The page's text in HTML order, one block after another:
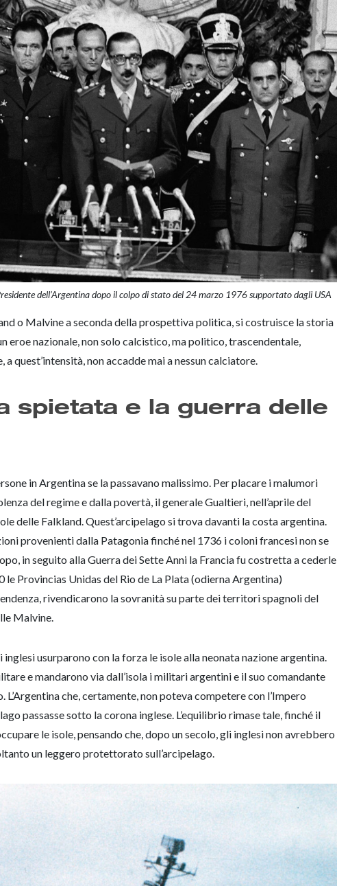
dell’Argentina dopo il colpo di stato del 24 marzo 1976 supportato dagli USA
o Malvine a seconda della prospettiva politica, si costruisce la storia
eroe nazionale, non solo calcistico, ma politico, trascendentale,
quest’intensità, non accadde mai a nessun calciatore.
spietata e la guerra delle
in Argentina se la passavano malissimo. Per placare i malumori
del regime e dalla povertà, il generale Gualtieri, nell’aprile del
delle Falkland. Quest’arcipelago si trova davanti la costa argentina.
provenienti dalla Patagonia finché nel 1736 i coloni francesi non se
in seguito alla Guerra dei Sette Anni la Francia fu costretta a cederle
le Provincias Unidas del Rio de La Plata (odierna Argentina)
rivendicarono la sovranità su parte dei territori spagnoli del
Malvine.
inglesi usurparono con la forza le isole alla neonata nazione argentina.
e mandarono via dall’isola i militari argentini e il suo comandante
che, certamente, non poteva competere con l’Impero
passasse sotto la corona inglese. L’equilibrio rimase tale, finché il
le isole, pensando che, dopo un secolo, gli inglesi non avrebbero
un leggero protettorato sull’arcipelago.